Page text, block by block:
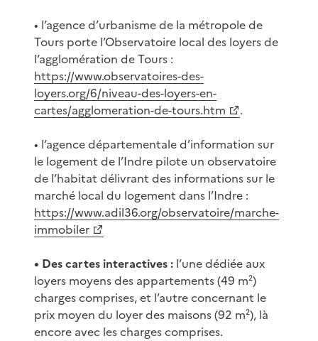
• l’agence d’urbanisme de la métropole de
Tours porte l’Observatoire local des loyers de
l’agglomération de Tours :
https://www.observatoires-des-
loyers.org/6/niveau-des-loyers-en-
cartes/agglomeration-de-tours.htm
.
• l’agence départementale d’information sur
le logement de l’Indre pilote un observatoire
de l’habitat délivrant des informations sur le
marché local du logement dans l’Indre :
https://www.adil36.org/observatoire/marche-
immobiler
• Des cartes interactives : l’une dédiée aux
loyers moyens des appartements (49 m²)
charges comprises, et l’autre concernant le
prix moyen du loyer des maisons (92 m²), là
encore avec les charges comprises.